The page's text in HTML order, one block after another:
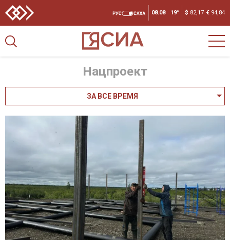
08.08 19° $ 82,17 € 94,84
Нацпроект
ЗА ВСЕ ВРЕМЯ